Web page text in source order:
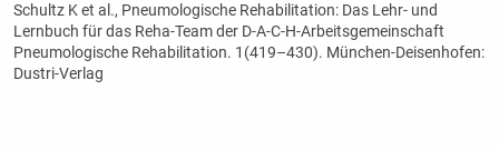
Schultz K et al., Pneumologische Rehabilitation: Das Lehr- und
Lernbuch für das Reha-Team der D-A-C-H-Arbeitsgemeinschaft
Pneumologische Rehabilitation. 1(419–430). München-Deisenhofen:
Dustri-Verlag